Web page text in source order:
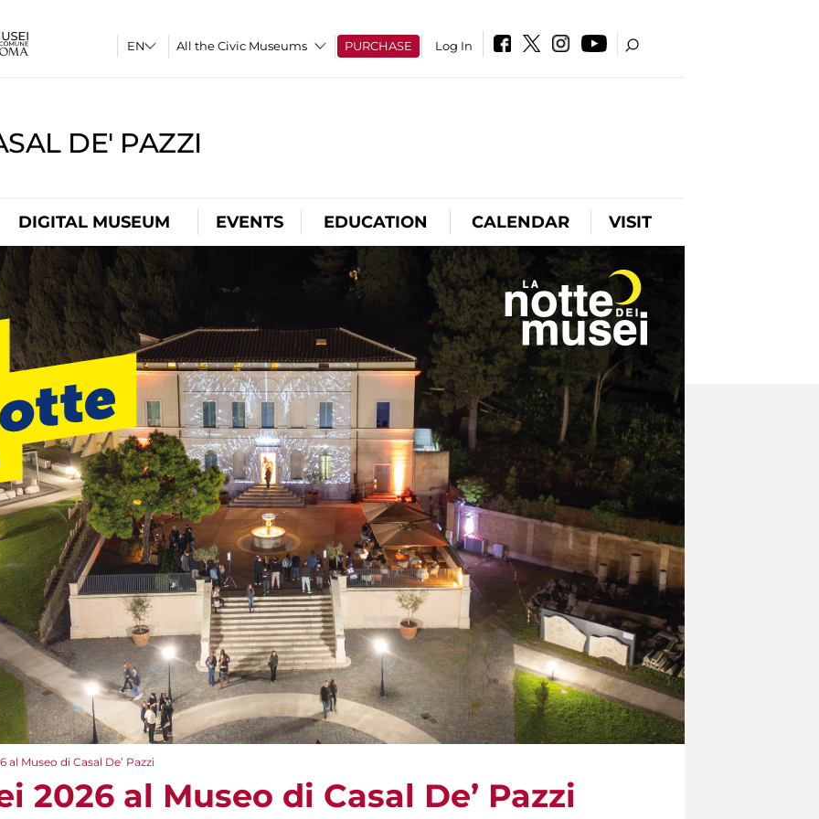
All the Civic Museums PURCHASE Log In
DE' PAZZI
DIGITAL MUSEUM EVENTS EDUCATION CALENDAR VISIT
al Museo di Casal De’ Pazzi
2026 al Museo di Casal De’ Pazzi